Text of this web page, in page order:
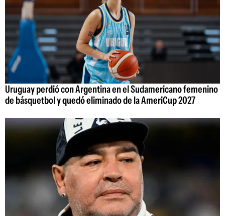
Uruguay perdió con Argentina en el Sudamericano femenino
de básquetbol y quedó eliminado de la AmeriCup 2027